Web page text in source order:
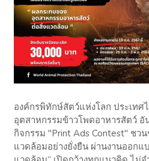
องค์กรพิทักษ์สัตว์แห่งโลก ประเท
อุตสาหกรรมข้าวโพดอาหารสัตว์ อั
กิจกรรม "Print Ads Contest" ชว
แวดล้อมอย่างยั่งยืน ผ่านงานออก